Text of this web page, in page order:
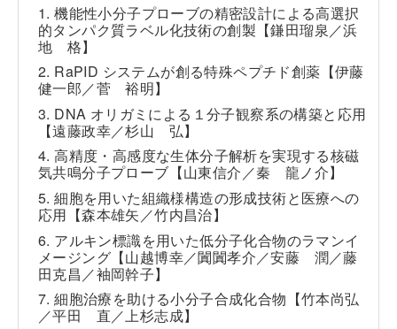
1. 機能性小分子プローブの精密設計による高選択
的タンパク質ラベル化技術の創製【鎌田瑠泉／浜
地 格】
2. RaPID システムが創る特殊ペプチド創薬【伊藤
健一郎／菅 裕明】
3. DNA オリガミによる１分子観察系の構築と応用
【遠藤政幸／杉山 弘】
4. 高精度・高感度な生体分子解析を実現する核磁
気共鳴分子プローブ【山東信介／秦 龍ノ介】
5. 細胞を用いた組織様構造の形成技術と医療への
応用【森本雄矢／竹内昌治】
6. アルキン標識を用いた低分子化合物のラマンイ
メージング【山越博幸／闐闐孝介／安藤 潤／藤
田克昌／袖岡幹子】
7. 細胞治療を助ける小分子合成化合物【竹本尚弘
／平田 直／上杉志成】